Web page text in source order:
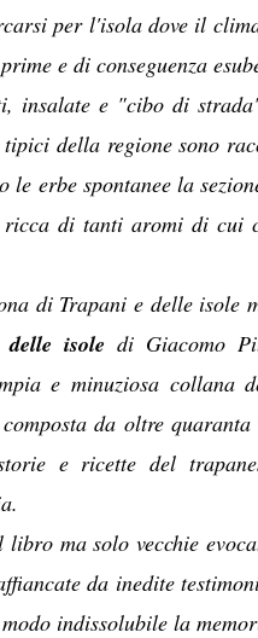
per l'isola dove il
e di conseguenza
insalate e "cibo di
della regione sono
le erbe spontanee la
di tanti aromi di cui
di Trapani e delle isole
delle isoledi Giacomo
e minuziosa collana
da oltre
e ricette del
ma solo vecchie
da inedite
indissolubile la